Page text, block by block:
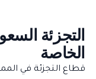
التجزئة
الخاصة
قطاع التجزئة في